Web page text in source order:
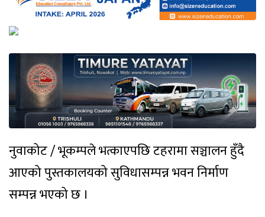
नुवाकोट / भूकम्पले भत्काएपछि टहरामा सञ्चालन हुँदै
आएको पुस्तकालयको सुविधासम्पन्न भवन निर्माण
सम्पन्न भएको छ ।